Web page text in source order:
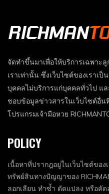
จัดทำขึ้นมาเพื่อให้บริการเฉพา
เราเท่านั้น ซึ่งเว็บไซต์ของเราเ
บุคคลไม่บริการแก่บุคคลทั่วไป แล
ชอบข้อมูลข่าวสารในเว็บไซต์อื่น
โปรแกรมเจ้ามือหวย
POLICY
เนื้อหาที่ปรากฎอยู่ในเว็บไซต์ของ
ทรัพย์สินทางปัญญาของ
ลอกเลียน ทำซ้ำ ดัดแปลง หรือคั